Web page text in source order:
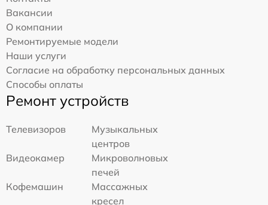
Вакансии
О компании
Ремонтируемые модели
Наши услуги
Согласие на обработку персональных данных
Способы оплаты
Ремонт устройств
Телевизоров
Музыкальных
центров
Видеокамер
Микроволновых
печей
Кофемашин
Массажных
кресел